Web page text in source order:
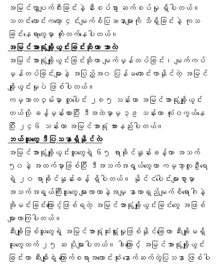
အမြင်လွှာပျက်စီးခြင်းနဲ့ နီးစပ်စွာ ဆက်စပ်မှု ရှိပါတယ်။
သတင်းကောင်းကတော့ ၄င်းမျက်စိပြဿနာများကို သိရှိခြင်းနဲ့ ကုသ
ခြင်းနေရာတွေမှာ တိုးတက်နေပါတယ်။
အမြင်အာရုံချို့ယွင်းခြင်းဆိုတာ ဘာလဲ
အမြင်အာရုံချို့ယွင်းခြင်းဆိုတာ မျက်မှန် တပ်ခြင်း၊မျက်ကပ်
မှန် တပ်ခြင်းများနဲ့ အပြည့်အ၀ ပြန်မကောင်းလာနိုင်တဲ့ အမြင်
ချို့ယွင်းမှုပဲ ဖြစ်ပါတယ်။
ကမ္ဘာတဝှမ်းမှာ လူပေါင်း ၂၈၅ သန်းဟာ အမြင်အာရုံချို့ယွင်း
တယ်လို့ ခန့်မှန်းထားပြီး ဒီအထဲမှာမှ ၃၉ သန်းဟာ လုံးဝကွယ်နေ
ပြီး ၂၄၆ သန်းဟာ အမြင်အာရုံ အားနည်းပါတယ်။
ဘယ်သူတွေ ဒီပြသနာရှိနိုင်လဲ
အမြင်အာရုံချို့ယွင်းသူတွေရဲ့ ၆၅ ရာခိုင်နှုန်းခန့်ဟာ အသက်
၅၀နဲ့ အထက်မှာဖြစ်ပြီး ဒီအသက်အရွယ်တွေဟာ ကမ္ဘာ့လူဦးရေ
ရဲ့ ၂၀ ရာခိုင်နှုန်းခန့် ရှိပါတယ်။ နိုင်ငံပေါင်းများစွာမှာ
အသက်အရွယ်ကြီးသူတွေ များလာတာနဲ့အမျှ နာတာရှည်မျက်စိရောဂါနဲ့
အိုမင်းခြင်းကြောင့်ဖြစ်ရတဲ့ အမြင်အာရုံချို့ယွင်းခြင်းတွေ အဖြစ်
များလာကြပါတယ်။
ဆီးချိုဖြစ်သူတွေရဲ့ အမြင်အာရုံဆုံးရှုံးမှုဖြစ်နိုင်ခြေဟာ ဆီးချိုမရှိ
သူတွေထက် ၂၅ ဆ ပိုများပါတယ်။ ဒါကြောင့် အမြင်အာရုံချို့ယွင်း
ခြင်းဟာ ဆီးချိုရဲ့ ကြောက်စရာအကောင်းဆုံး နောက်ဆက်တွဲပြသနာ ဖြစ်ပါ